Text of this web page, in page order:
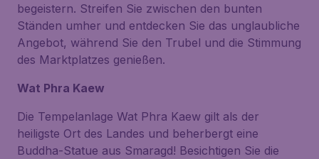
begeistern. Streifen Sie zwischen den bunten
Ständen umher und entdecken Sie das unglaubliche
Angebot, während Sie den Trubel und die Stimmung
des Marktplatzes genießen.
Wat Phra Kaew
Die Tempelanlage Wat Phra Kaew gilt als der
heiligste Ort des Landes und beherbergt eine
Buddha-Statue aus Smaragd! Besichtigen Sie die